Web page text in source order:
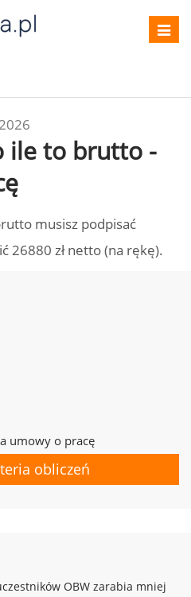
ile to brutto -
musisz podpisać
26880 zł netto (na rękę).
umowy o pracę
obliczeń
OBW zarabia mniej